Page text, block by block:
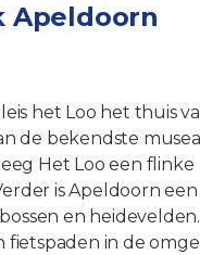
Apeldoorn
het Loo het thuis
de bekendste
Het Loo een flinke
is Apeldoorn een
en
fietspaden in de